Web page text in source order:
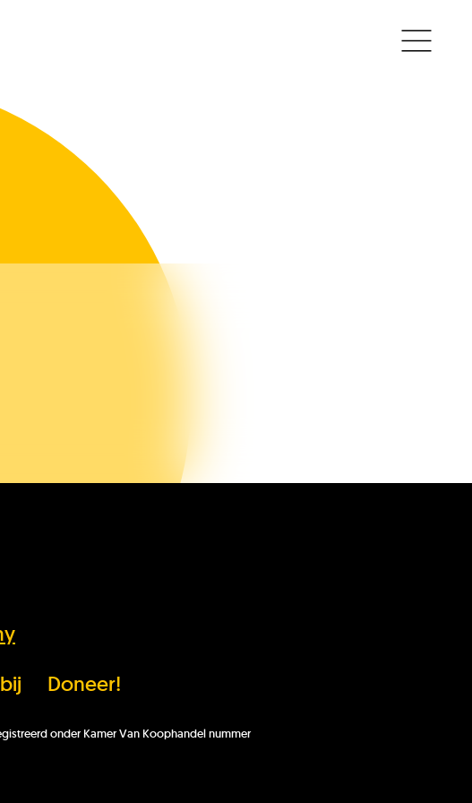
Doneer!
onder Kamer Van Koophandel nummer
Jullie vragen
Onze experts
KlimaatLesSnacks
Heb je het antwoord dat je zocht